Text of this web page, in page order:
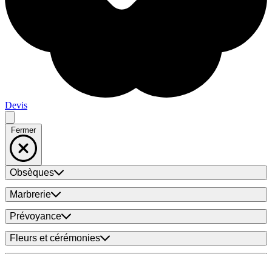
Devis
Fermer
Obsèques
Marbrerie
Prévoyance
Fleurs et cérémonies